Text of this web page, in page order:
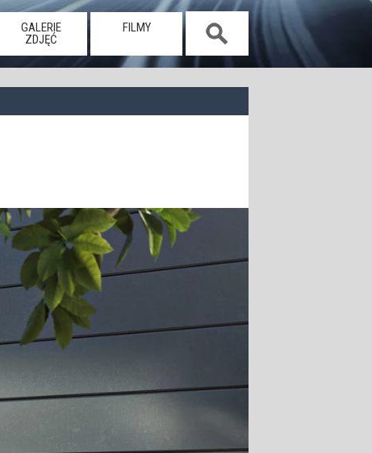
GALERIE
ZDJĘĆ
FILMY